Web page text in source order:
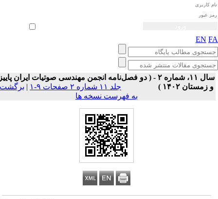
ورود خودکار
EN
سال ۱۱، شماره ۲ - ( دو فصل‌نامه انجمن مهندسی صوتیات ايران پاییز
و زمستان ۱۴۰۲ )
جلد ۱۱ شماره ۲ صفحات ۹-۱ | برگشت
به فهرست نسخه ها